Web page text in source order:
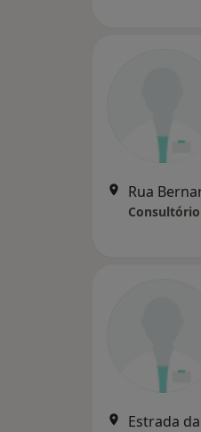
Estrada